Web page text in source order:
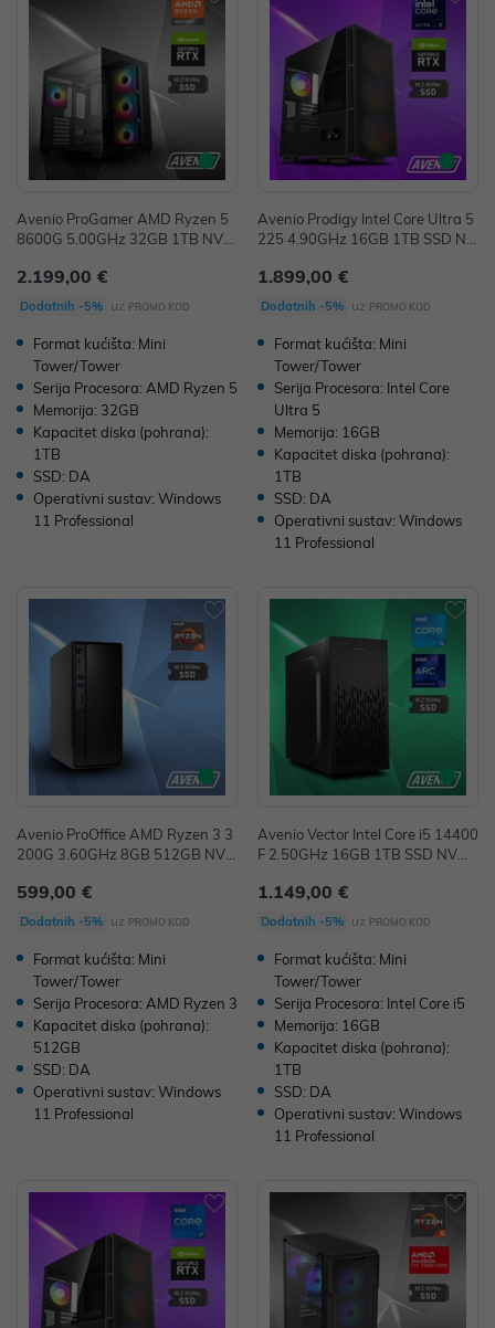
Avenio ProGamer AMD Ryzen 5
8600G 5.00GHz 32GB 1TB NVM
16GB GDDR7 P/N: 02243294
2.199,00 €
Dodatnih -5% uz PROMO KOD
Format kućišta: Mini
Tower/Tower
Serija Procesora: AMD Ryzen 5
Memorija: 32GB
Kapacitet diska (pohrana):
1TB
SSD: DA
Operativni sustav: Windows
11 Professional
Avenio Prodigy Intel Core Ultra 5
225 4.90GHz 16GB 1TB SSD NV
60 Ti 16GB GDDR7 P/N: 022432
91
1.899,00 €
Dodatnih -5% uz PROMO KOD
Format kućišta: Mini
Tower/Tower
Serija Procesora: Intel Core
Ultra 5
Memorija: 16GB
Kapacitet diska (pohrana):
1TB
SSD: DA
Operativni sustav: Windows
11 Professional
Avenio ProOffice AMD Ryzen 3 3
200G 3.60GHz 8GB 512GB NVM
raphics P/N: 02243292
599,00 €
Dodatnih -5% uz PROMO KOD
Format kućišta: Mini
Tower/Tower
Serija Procesora: AMD Ryzen 3
Kapacitet diska (pohrana):
512GB
SSD: DA
Operativni sustav: Windows
11 Professional
Avenio Vector Intel Core i5 14400
F 2.50GHz 16GB 1TB SSD NVMe
d 10GB GDDR6 P/N 02243288
1.149,00 €
Dodatnih -5% uz PROMO KOD
Format kućišta: Mini
Tower/Tower
Serija Procesora: Intel Core i5
Memorija: 16GB
Kapacitet diska (pohrana):
1TB
SSD: DA
Operativni sustav: Windows
11 Professional